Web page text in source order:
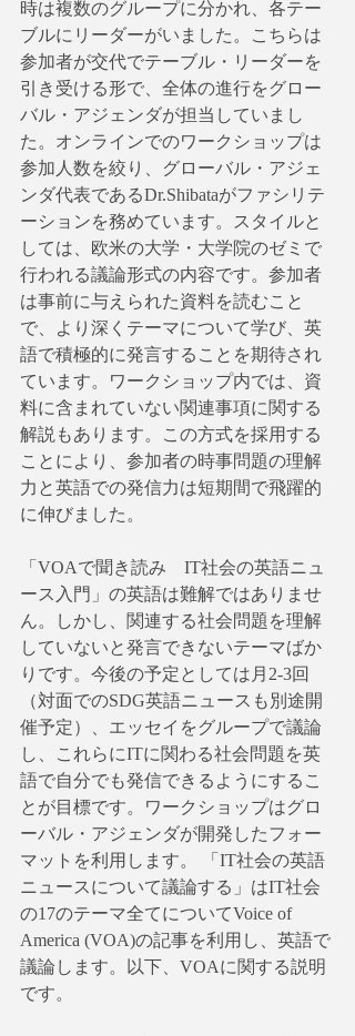
時は複数のグループに分かれ、各テー
ブルにリーダーがいました。こちらは
参加者が交代でテーブル・リーダーを
引き受ける形で、全体の進行をグロー
バル・アジェンダが担当していまし
た。オンラインでのワークショップは
参加人数を絞り、グローバル・アジェ
ンダ代表であるDr.Shibataがファシリテ
ーションを務めています。スタイルと
しては、欧米の大学・大学院のゼミで
行われる議論形式の内容です。参加者
は事前に与えられた資料を読むこと
で、より深くテーマについて学び、英
語で積極的に発言することを期待され
ています。ワークショップ内では、資
料に含まれていない関連事項に関する
解説もあります。この方式を採用する
ことにより、参加者の時事問題の理解
力と英語での発信力は短期間で飛躍的
に伸びました。
「VOAで聞き読み　IT社会の英語ニュ
ース入門」の英語は難解ではありませ
ん。しかし、関連する社会問題を理解
していないと発言できないテーマばか
りです。今後の予定としては月2-3回
（対面でのSDG英語ニュースも別途開
催予定）、エッセイをグループで議論
し、これらにITに関わる社会問題を英
語で自分でも発信できるようにするこ
とが目標です。ワークショップはグロ
ーバル・アジェンダが開発したフォー
マットを利用します。 「IT社会の英語
ニュースについて議論する」はIT社会
の17のテーマ全てについてVoice of
America (VOA)の記事を利用し、英語で
議論します。以下、VOAに関する説明
です。